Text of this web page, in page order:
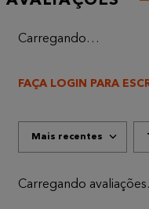
Carregando…
FAÇA LOGIN PARA
Mais recentes
Carregando